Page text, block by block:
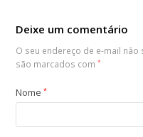
Deixe um comentário
O seu endereço de e-mail não
são marcados com*
Nome*